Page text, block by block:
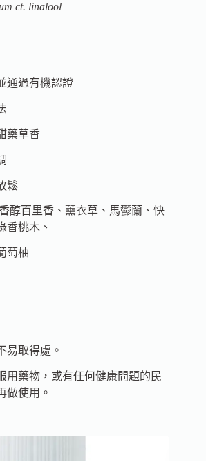
ct. linalool
通過有機認證
藥草香
鬆
醇百里香、薰衣草、馬鬱蘭、快
香桃木、
萄柚
易取得處。
用藥物，或有任何健康問題的民
做使用。